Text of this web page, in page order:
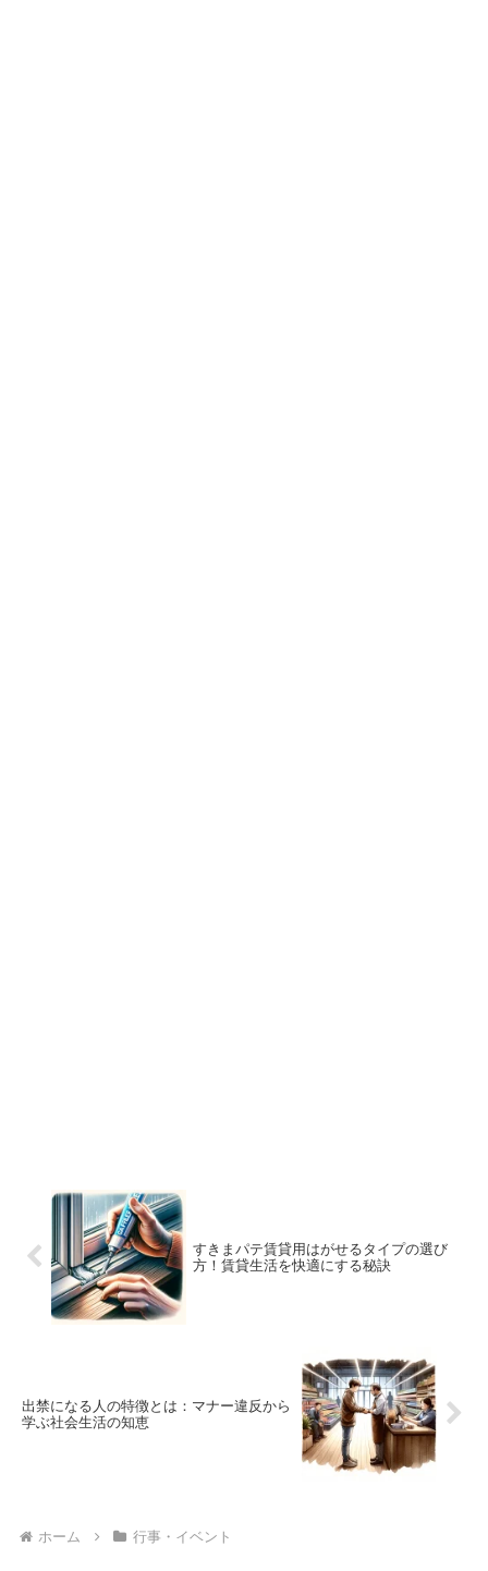
すきまパテ賃貸用はがせるタイプの選び
方！賃貸生活を快適にする秘訣
出禁になる人の特徴とは：マナー違反から
学ぶ社会生活の知恵
ホーム 行事・イベント